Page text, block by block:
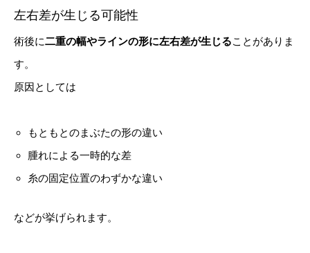
左右差が生じる可能性
術後に二重の幅やラインの形に左右差が生じることがありま
す。
原因としては
もともとのまぶたの形の違い
腫れによる一時的な差
糸の固定位置のわずかな違い
などが挙げられます。